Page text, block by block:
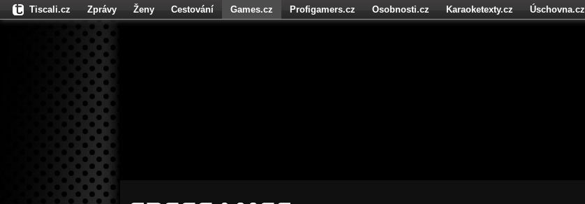
Tiscali.cz Zprávy Ženy Cestování Games.cz Profigamers.cz Osobnosti.cz Karaoketexty.cz Úschovna.cz
Fights.cz